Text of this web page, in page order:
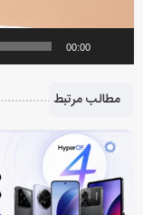
00:00
مطالب مرتبط